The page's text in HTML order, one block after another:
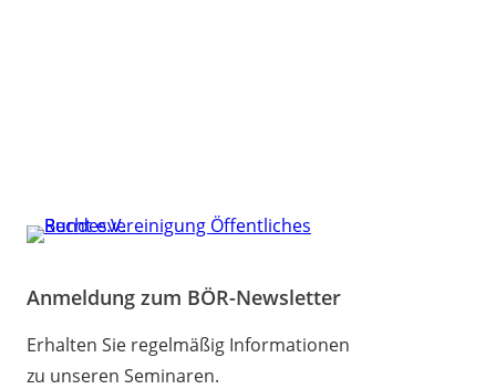
Anmeldung zum BÖR-Newsletter
Erhalten Sie regelmäßig Informationen
zu unseren Seminaren.